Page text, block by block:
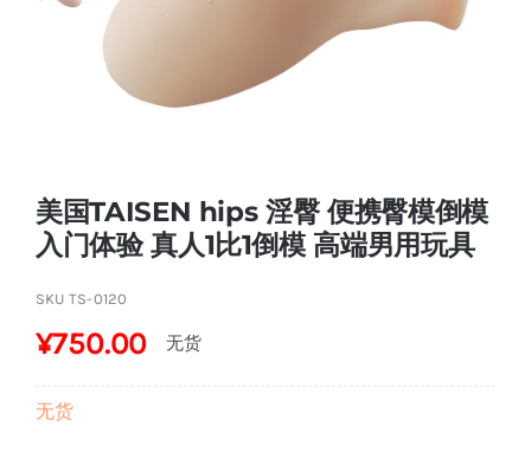
美国TAISEN hips 淫臀 便携臀模倒模
入门体验 真人1比1倒模 高端男用玩具
SKU TS-0120
¥750.00 无货
无货